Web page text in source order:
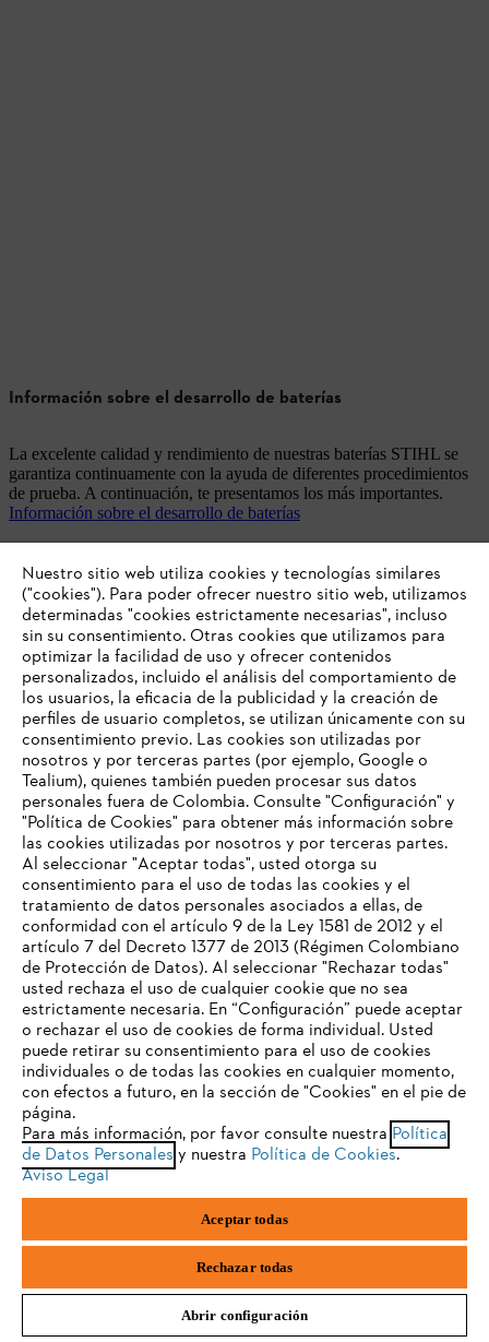
Información sobre el desarrollo de baterías
La excelente calidad y rendimiento de nuestras baterías STIHL se
garantiza continuamente con la ayuda de diferentes procedimientos
de prueba. A continuación, te presentamos los más importantes.
Información sobre el desarrollo de baterías
Sistema de baterías STIHL AP
Las herramientas eléctricas a batería de alto rendimiento del sistema
AP han sido desarrolladas para uso profesional en paisajismo,
jardinería y cuidado de árboles.
Sistema de baterías STIHL AP
Preguntas frecuentes
Las máquinas del sistema AP de STIHL están diseñadas
especialmente para el uso profesional y las aplicaciones exigentes y
frecuentes. Las principales áreas de aplicación comprenden:
Jardinería y paisajismo
TU NAVEGADOR NO ES
COMPATIBLE
El navegador que estás utilizando no es compatible con
nuestra página web. Para que puedas disfrutar de nuestro
contenido, utiliza uno de los siguientes navegadores:
firefox chrome
safari edge
Nuestro sitio web utiliza cookies y tecnologías similares
("cookies"). Para poder ofrecer nuestro sitio web, utilizamos
determinadas "cookies estrictamente necesarias", incluso
sin su consentimiento. Otras cookies que utilizamos para
optimizar la facilidad de uso y ofrecer contenidos
personalizados, incluido el análisis del comportamiento de
los usuarios, la eficacia de la publicidad y la creación de
perfiles de usuario completos, se utilizan únicamente con su
consentimiento previo. Las cookies son utilizadas por
nosotros y por terceras partes (por ejemplo, Google o
Tealium), quienes también pueden procesar sus datos
personales fuera de Colombia. Consulte "Configuración" y
"Política de Cookies" para obtener más información sobre
las cookies utilizadas por nosotros y por terceras partes.
Al seleccionar "Aceptar todas", usted otorga su
consentimiento para el uso de todas las cookies y el
tratamiento de datos personales asociados a ellas, de
conformidad con el artículo 9 de la Ley 1581 de 2012 y el
artículo 7 del Decreto 1377 de 2013 (Régimen Colombiano
de Protección de Datos). Al seleccionar "Rechazar todas"
usted rechaza el uso de cualquier cookie que no sea
estrictamente necesaria. En “Configuración” puede aceptar
o rechazar el uso de cookies de forma individual. Usted
puede retirar su consentimiento para el uso de cookies
individuales o de todas las cookies en cualquier momento,
con efectos a futuro, en la sección de "Cookies" en el pie de
página.
Para más información, por favor consulte nuestra Política
de Datos Personales y nuestra Política de Cookies.
Aviso Legal
Aceptar todas
Rechazar todas
Abrir configuración